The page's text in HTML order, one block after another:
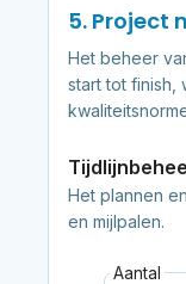
5. Project
Het beheer
start tot finish,
Het plannen
en mijlpalen.
Aantal